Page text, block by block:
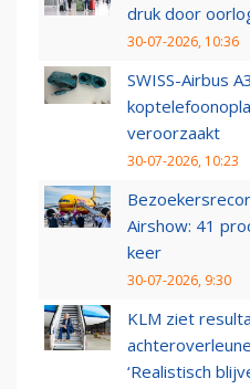
druk door
30-07-2026, 10:36
SWISS-Airbus
veroorzaakt
30-07-2026, 10:23
Airshow: 41
keer
30-07-2026, 9:30
KLM ziet
‘Realistisch